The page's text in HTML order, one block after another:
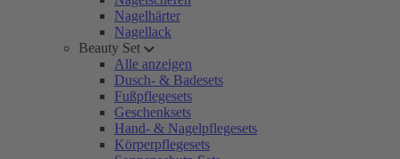
Nagelhärter
Nagellack
Beauty Set
Alle anzeigen
Dusch- & Badesets
Fußpflegesets
Geschenksets
Hand- & Nagelpflegesets
Körperpflegesets